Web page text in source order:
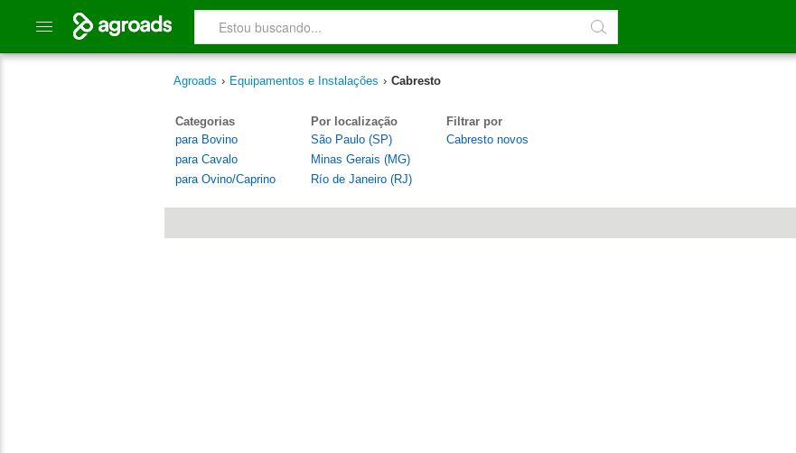
Agroads › Equipamentos e Instalações › Cabresto
Categorias
para Bovino
para Cavalo
para Ovino/Caprino
Por localização
São Paulo (SP)
Minas Gerais (MG)
Río de Janeiro (RJ)
Filtrar por
Cabresto novos